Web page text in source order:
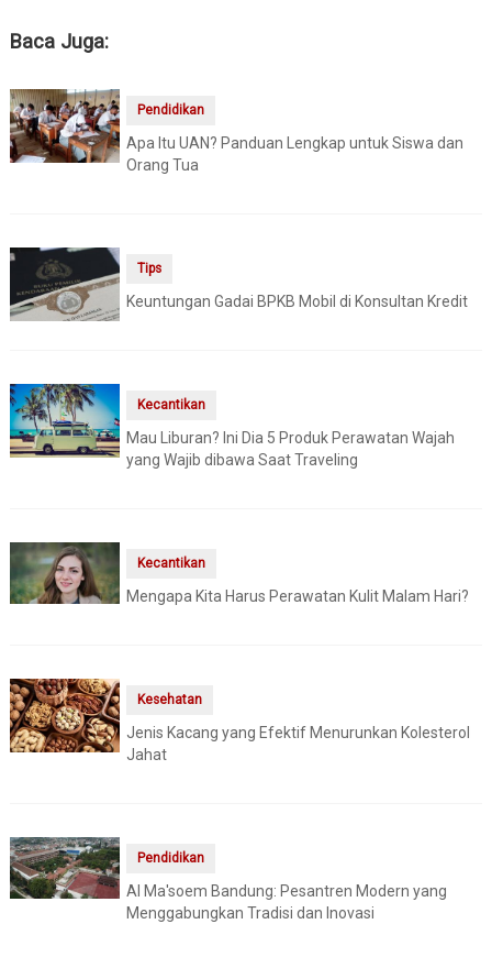
Baca Juga:
Pendidikan
Apa Itu UAN? Panduan Lengkap untuk Siswa dan
Orang Tua
Tips
Keuntungan Gadai BPKB Mobil di Konsultan Kredit
Kecantikan
Mau Liburan? Ini Dia 5 Produk Perawatan Wajah
yang Wajib dibawa Saat Traveling
Kecantikan
Mengapa Kita Harus Perawatan Kulit Malam Hari?
Kesehatan
Jenis Kacang yang Efektif Menurunkan Kolesterol
Jahat
Pendidikan
Al Ma'soem Bandung: Pesantren Modern yang
Menggabungkan Tradisi dan Inovasi